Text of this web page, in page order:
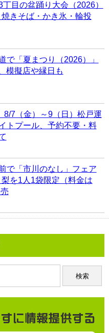
丁目の盆踊り大会（2026）
きそば・かき氷・輪投
で「夏まつり（2026）」
模擬店や縁日も
8/7（金）～9（日）松戸運
トプール、予約不要・料
で「市川のなし」フェア
を1人1袋限定（料金は